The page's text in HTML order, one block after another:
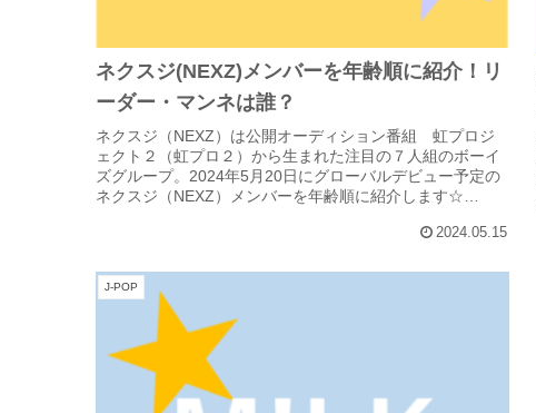
ネクスジ(NEXZ)メンバーを年齢順に紹介！リ
ーダー・マンネは誰？
ネクスジ（NEXZ）は公開オーディション番組 虹プロジ
ェクト２（虹プロ２）から生まれた注目の７人組のボーイ
ズグループ。2024年5月20日にグローバルデビュー予定の
ネクスジ（NEXZ）メンバーを年齢順に紹介します☆
2024.05.15
J-POP